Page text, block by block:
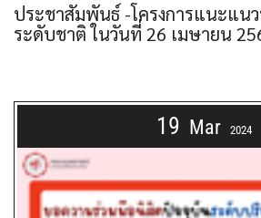
ประชาสัมพันธ์ -โครงการแนะแน
ระดับชาติ ในวันที่ 26 เมษายน
19 Mar 2024